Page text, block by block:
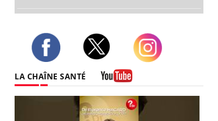
LA CHAÎNE SANTÉ